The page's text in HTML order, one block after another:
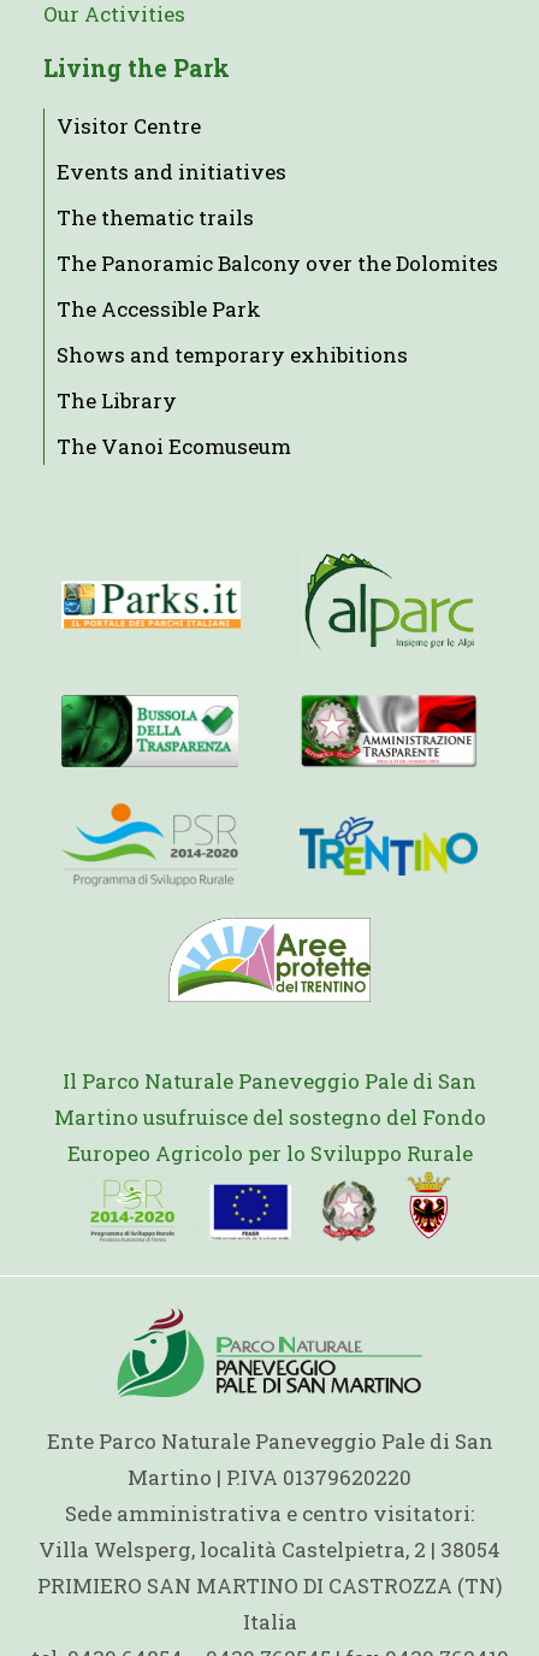
Our Activities
Living the Park
Visitor Centre
Events and initiatives
The thematic trails
The Panoramic Balcony over the Dolomites
The Accessible Park
Shows and temporary exhibitions
The Library
The Vanoi Ecomuseum
Il Parco Naturale Paneveggio Pale di San
Martino usufruisce del sostegno del Fondo
Europeo Agricolo per lo Sviluppo Rurale
Ente Parco Naturale Paneveggio Pale di San
Martino | P.IVA 01379620220
Sede amministrativa e centro visitatori:
Villa Welsperg, località Castelpietra, 2 | 38054
PRIMIERO SAN MARTINO DI CASTROZZA (TN)
Italia